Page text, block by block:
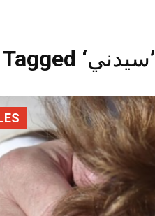
Posts Tagged ‘سيدني’